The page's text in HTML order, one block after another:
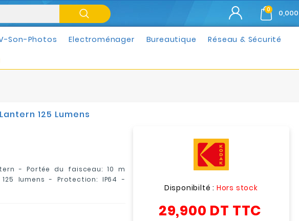
0
Son-Photos Electroménager Bureautique Réseau & Sécurité
125 Lumens
-Portée du faisceau: 10 m
lumens - Protection: IP64 -
Disponibilté : Hors stock
29,900 DT TTC